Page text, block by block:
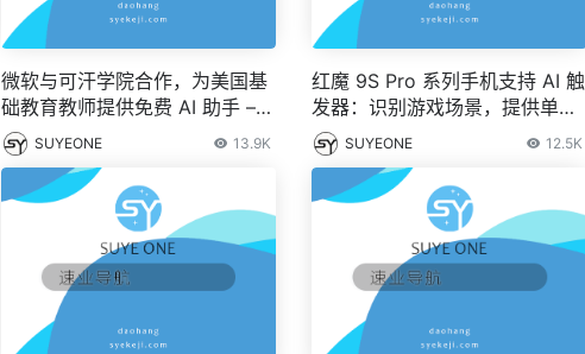
微软与可汗学院合作，为美国基
础教育教师提供免费 AI 助手 – I
T之家SUYEONE 13.9K
红魔 9S Pro 系列手机支持 AI 触
发器：识别游戏场景，提供单
点、连点操作
SUYEONE 12.5K